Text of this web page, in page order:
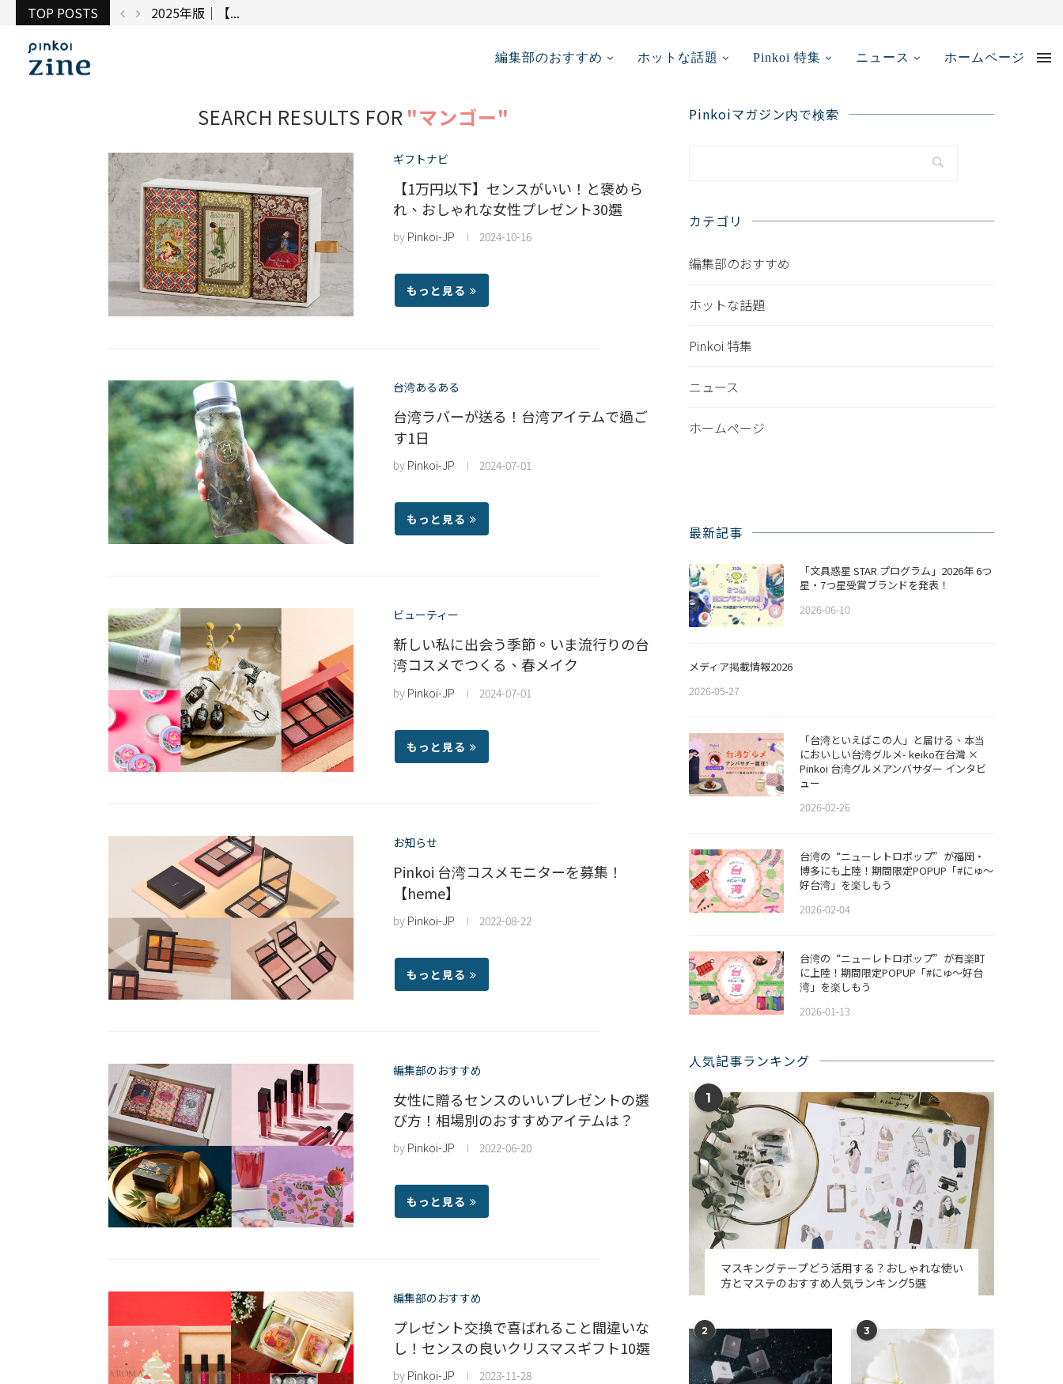
TOP POSTS 台湾で出展してみ...
編集部のおすすめ ホットな話題 Pinkoi 特集 ニュース ホームページ
SEARCH RESULTS FOR "マンゴー"
ギフトナビ
【1万円以下】センスがいい！と褒めら
れ、おしゃれな女性プレゼント30選
by Pinkoi-JP 2024-10-16
もっと見る
台湾あるある
台湾ラバーが送る！台湾アイテムで過ご
す1日
by Pinkoi-JP 2024-07-01
もっと見る
ビューティー
新しい私に出会う季節。いま流行りの台
湾コスメでつくる、春メイク
by Pinkoi-JP 2024-07-01
もっと見る
お知らせ
Pinkoi 台湾コスメモニターを募集！
【heme】
by Pinkoi-JP 2022-08-22
もっと見る
編集部のおすすめ
女性に贈るセンスのいいプレゼントの選
び方！相場別のおすすめアイテムは？
by Pinkoi-JP 2022-06-20
もっと見る
編集部のおすすめ
プレゼント交換で喜ばれること間違いな
し！センスの良いクリスマスギフト10選
by Pinkoi-JP 2023-11-28
Pinkoiマガジン内で検索
カテゴリ
編集部のおすすめ
ホットな話題
Pinkoi 特集
ニュース
ホームページ
最新記事
「文具惑星 STAR プログラム」2026年 6つ
星・7つ星受賞ブランドを発表！
2026-06-10
メディア掲載情報2026
2026-05-27
「台湾といえばこの人」と届ける、本当
においしい台湾グルメ- keiko在台灣 ×
Pinkoi 台湾グルメアンバサダー インタビ
ュー
2026-02-26
​​台湾の“ニューレトロポップ”が福岡・
博多にも上陸！期間限定POPUP「#にゅ〜
好台湾」を楽しもう
2026-02-04
台湾の“ニューレトロポップ”が有楽町
に上陸！期間限定POPUP「#にゅ〜好台
湾」を楽しもう
2026-01-13
人気記事ランキング
1
マスキングテープどう活用する？おしゃれな使い
方とマステのおすすめ人気ランキング5選
2 3